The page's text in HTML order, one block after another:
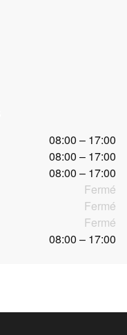
08:00 – 17:00
08:00 – 17:00
08:00 – 17:00
Fermé
Fermé
Fermé
08:00 – 17:00